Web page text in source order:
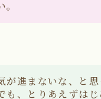
。
が進まないな、と思
も、とりあえずは